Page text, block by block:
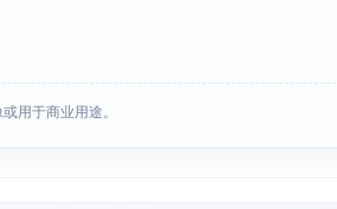
用于商业用途。